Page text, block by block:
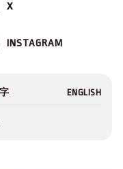
X
INSTAGRAM